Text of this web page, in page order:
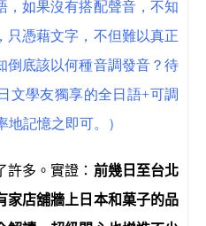
，如果沒有搭配聲音，不知
只憑藉文字，不但難以真正
倒底該以何種音調發音？待
文學友獨享的全日語+可調
記憶之即可。）
多。實證： 前幾日至台北
家店舖牆上日本和菓子的品